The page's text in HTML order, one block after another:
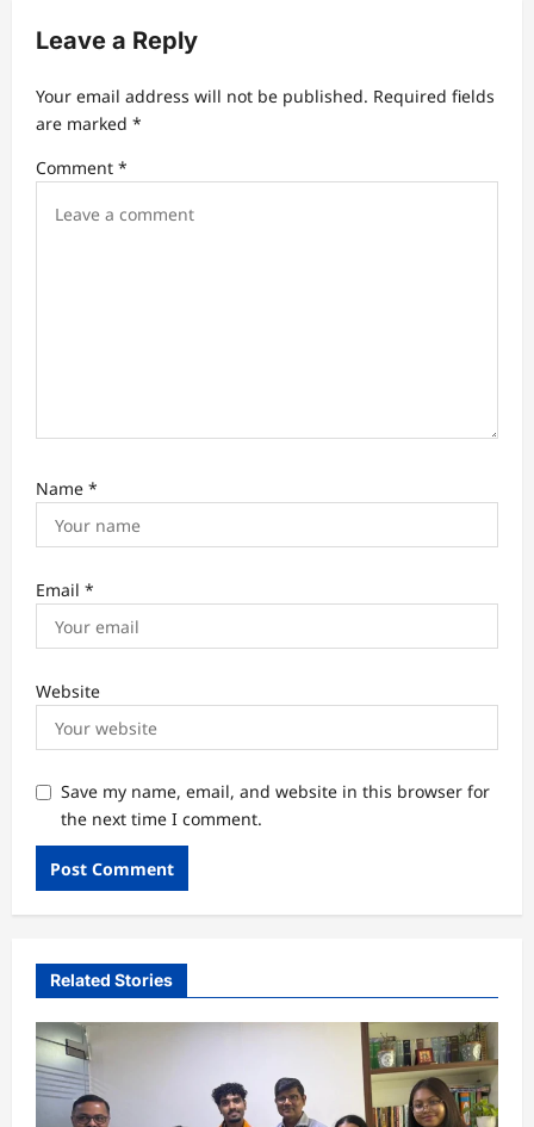
g
a
t
i
Leave a Reply
Your email address will not be published. Required fields
are marked *
Comment *
Name *
Email *
Website
Save my name, email, and website in this browser for
the next time I comment.
Related Stories